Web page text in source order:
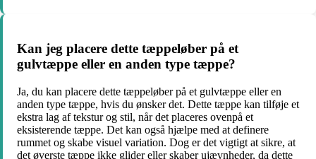
Kan jeg placere dette tæppeløber på et
gulvtæppe eller en anden type tæppe?
Ja, du kan placere dette tæppeløber på et gulvtæppe eller en
anden type tæppe, hvis du ønsker det. Dette tæppe kan tilføje et
ekstra lag af tekstur og stil, når det placeres ovenpå et
eksisterende tæppe. Det kan også hjælpe med at definere
rummet og skabe visuel variation. Dog er det vigtigt at sikre, at
det øverste tæppe ikke glider eller skaber ujævnheder, da dette